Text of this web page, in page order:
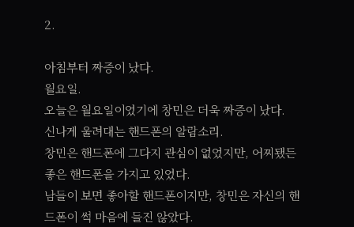
2.
아침부터 짜증이 났다.
월요일.
오늘은 월요일이었기에 창민은 더욱 짜증이 났다.
신나게 울려대는 핸드폰의 알람소리.
창민은 핸드폰에 그다지 관심이 없었지만, 어찌됐든
좋은 핸드폰을 가지고 있었다.
남들이 보면 좋아할 핸드폰이지만, 창민은 자신의 핸
드폰이 썩 마음에 들진 않았다.